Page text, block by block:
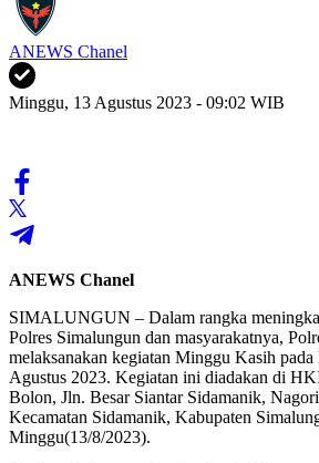
ANEWS Chanel
Minggu, 13 Agustus 2023 - 09:02 WIB
ANEWS Chanel
SIMALUNGUN – Dalam rangka
Polres Simalungun dan masyarakatnya,
melaksanakan kegiatan Minggu Kasih
Agustus 2023. Kegiatan ini diadakan di
Bolon, Jln. Besar Siantar Sidamanik,
Kecamatan Sidamanik, Kabupaten
Minggu(13/8/2023).